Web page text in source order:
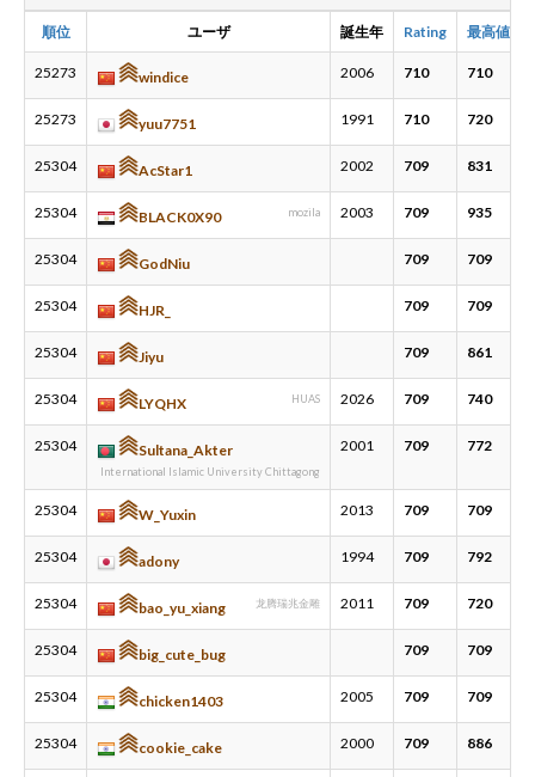
新規登録 ログイン
順位 ユーザ 誕生年 Rating 最高値
25273 windice 2006 710 710
25273 yuu7751 1991 710 720
25304 AcStar1 2002 709 831
25304 BLACK0X90 mozila 2003 709 935
25304 GodNiu 709 709
25304 HJR_ 709 709
25304 Jiyu 709 861
25304 LYQHX HUAS 2026 709 740
25304 Sultana_Akter
International Islamic University Chittagong
2001 709 772
25304 W_Yuxin 2013 709 709
25304 adony 1994 709 792
25304 bao_yu_xiang 龙腾瑞兆金雕 2011 709 720
25304 big_cute_bug 709 709
25304 chicken1403 2005 709 709
25304 cookie_cake 2000 709 886